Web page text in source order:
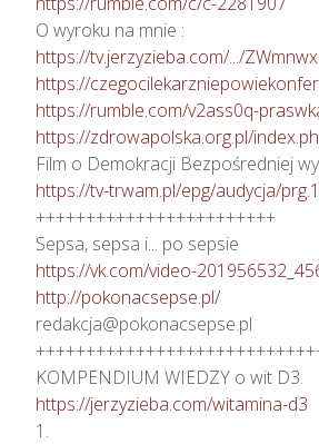
https://tv.jerzyzieba.com/.../
https://
https://rumble.com/v2ass0q-
https://zdrowapolska.org.pl/
https://tv-trwam.pl/epg/audycja/
++++++++++++++++++++++++
https://vk.com/video-
http://pokonacsepse.pl/
redakcja@pokonacsepse.pl
https://jerzyzieba.com/witamina-d3
1.